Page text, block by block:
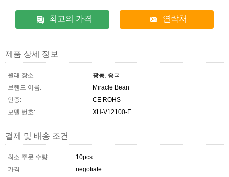
최고의 가격 연락처
제품 상세 정보
원래 장소:
광동, 중국
브랜드 이름:
Miracle Bean
인증:
CE ROHS
모델 번호:
XH-V12100-E
결제 및 배송 조건
최소 주문 수량:
10pcs
가격:
negotiate